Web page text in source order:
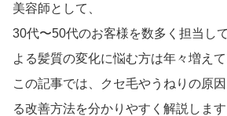
美容師として、
30代〜50代のお客様を数多く担当し
よる髪質の変化に悩む方は年々増えて
この記事では、クセ毛やうねりの原
る改善方法を分かりやすく解説します